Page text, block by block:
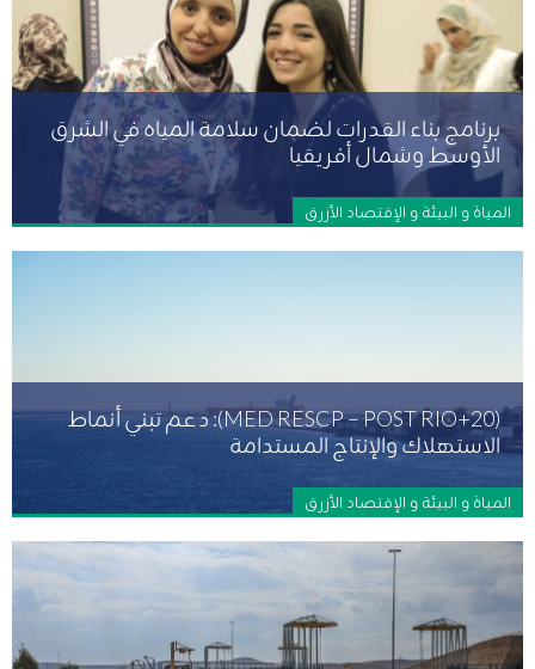
برنامج بناء القدرات لضمان سلامة المياه في الشرق
الأوسط وشمال أفريقيا
المياة و البيئة و الإقتصاد الأزرق
(MED RESCP – POST RIO+20): دعم تبني أنماط
الاستهلاك والإنتاج المستدامة
المياة و البيئة و الإقتصاد الأزرق